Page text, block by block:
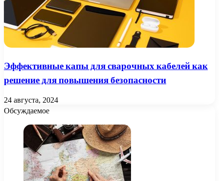
Эффективные капы для сварочных кабелей как
решение для повышения безопасности
24 августа, 2024
Обсуждаемое